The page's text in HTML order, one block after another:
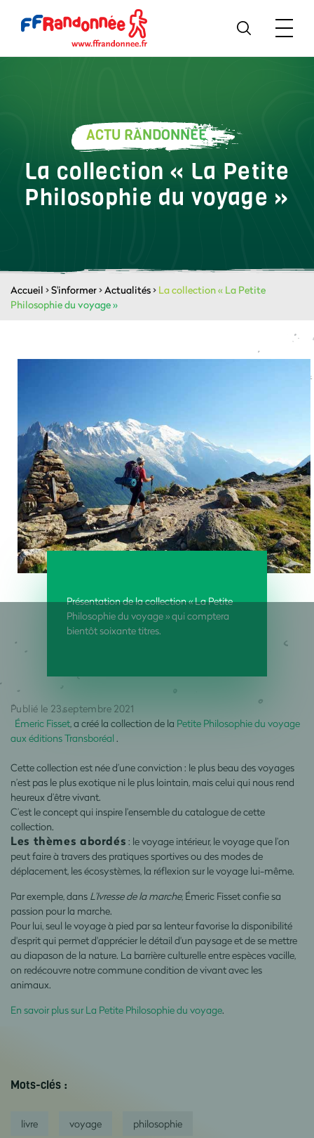
ACTU RANDONNÉE
La collection « La Petite
Philosophie du voyage »
Accueil >S'informer>Actualités> La collection « La Petite
Philosophie du voyage »
Présentation de la collection « La Petite
Philosophie du voyage » qui comptera
bientôt soixante titres.
Publié le 23 septembre 2021
Émeric Fisset, a créé la collection de la Petite Philosophie du voyage
aux éditions Transboréal .
Cette collection est née d’une conviction : le plus beau des voyages
n’est pas le plus exotique ni le plus lointain, mais celui qui nous rend
heureux d’être vivant.
C’est le concept qui inspire l’ensemble du catalogue de cette
collection.
Les thèmes abordés : le voyage intérieur, le voyage que l’on
peut faire à travers des pratiques sportives ou des modes de
déplacement, les écosystèmes, la réflexion sur le voyage lui-même.
Par exemple, dans L’Ivresse de la marche, Émeric Fisset confie sa
passion pour la marche.
Pour lui, seul le voyage à pied par sa lenteur favorise la disponibilité
d'esprit qui permet d'apprécier le détail d'un paysage et de se mettre
au diapason de la nature. La barrière culturelle entre espèces vacille,
on redécouvre notre commune condition de vivant avec les
animaux.
En savoir plus sur La Petite Philosophie du voyage.
Mots-clés :
livre voyage philosophie